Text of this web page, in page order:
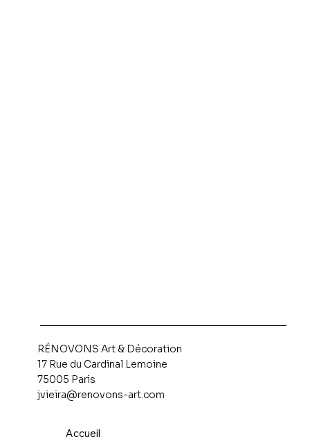
Accueil
RÉNOVONS Art & Décoration
17 Rue du Cardinal Lemoine
75005 Paris
jvieira@renovons-art.com